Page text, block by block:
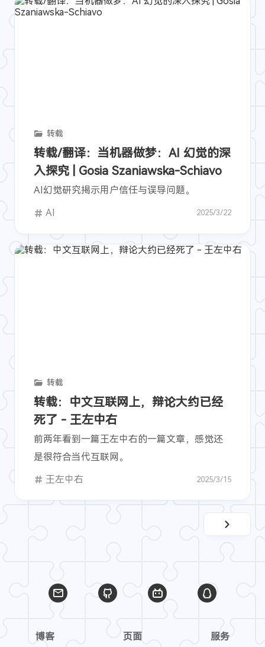
转载
转载/翻译：当机器做梦：AI 幻觉的深
入探究 | Gosia Szaniawska-Schiavo
AI幻觉研究揭示用户信任与误导问题。
AI 2025/3/22
转载
转载：中文互联网上，辩论大约已经
死了 - 王左中右
前两年看到一篇王左中右的一篇文章，感觉还
是很符合当代互联网。
王左中右 2025/3/15
博客 页面 服务